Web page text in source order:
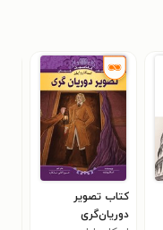
کتاب تصویر
دوریان‌گری